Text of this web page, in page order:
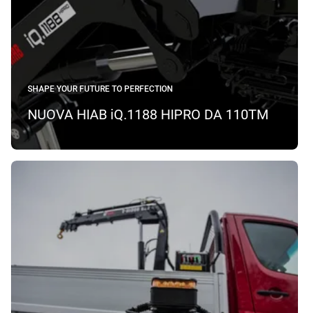
SHAPE YOUR FUTURE TO PERFECTION
NUOVA HIAB iQ.1188 HIPRO DA 110TM